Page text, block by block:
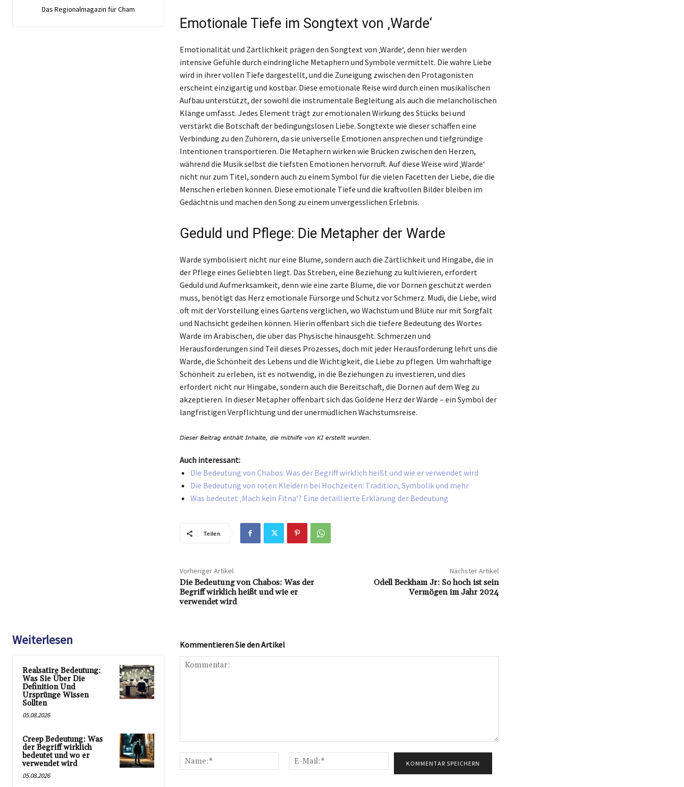
Das Regionalmagazin für Cham
Emotionale Tiefe im Songtext von ‚Warde‘
Emotionalität und Zärtlichkeit prägen den Songtext von ‚Warde‘, denn hier werden
intensive Gefühle durch eindringliche Metaphern und Symbole vermittelt. Die wahre Liebe
wird in ihrer vollen Tiefe dargestellt, und die Zuneigung zwischen den Protagonisten
erscheint einzigartig und kostbar. Diese emotionale Reise wird durch einen musikalischen
Aufbau unterstützt, der sowohl die instrumentale Begleitung als auch die melancholischen
Klänge umfasst. Jedes Element trägt zur emotionalen Wirkung des Stücks bei und
verstärkt die Botschaft der bedingungslosen Liebe. Songtexte wie dieser schaffen eine
Verbindung zu den Zuhörern, da sie universelle Emotionen ansprechen und tiefgründige
Intentionen transportieren. Die Metaphern wirken wie Brücken zwischen den Herzen,
während die Musik selbst die tiefsten Emotionen hervorruft. Auf diese Weise wird ‚Warde‘
nicht nur zum Titel, sondern auch zu einem Symbol für die vielen Facetten der Liebe, die die
Menschen erleben können. Diese emotionale Tiefe und die kraftvollen Bilder bleiben im
Gedächtnis und machen den Song zu einem unvergesslichen Erlebnis.
Geduld und Pflege: Die Metapher der Warde
Warde symbolisiert nicht nur eine Blume, sondern auch die Zärtlichkeit und Hingabe, die in
der Pflege eines Geliebten liegt. Das Streben, eine Beziehung zu kultivieren, erfordert
Geduld und Aufmerksamkeit, denn wie eine zarte Blume, die vor Dornen geschützt werden
muss, benötigt das Herz emotionale Fürsorge und Schutz vor Schmerz. Mudi, die Liebe, wird
oft mit der Vorstellung eines Gartens verglichen, wo Wachstum und Blüte nur mit Sorgfalt
und Nachsicht gedeihen können. Hierin offenbart sich die tiefere Bedeutung des Wortes
Warde im Arabischen, die über das Physische hinausgeht. Schmerzen und
Herausforderungen sind Teil dieses Prozesses, doch mit jeder Herausforderung lehrt uns die
Warde, die Schönheit des Lebens und die Wichtigkeit, die Liebe zu pflegen. Um wahrhaftige
Schönheit zu erleben, ist es notwendig, in die Beziehungen zu investieren, und dies
erfordert nicht nur Hingabe, sondern auch die Bereitschaft, die Dornen auf dem Weg zu
akzeptieren. In dieser Metapher offenbart sich das Goldene Herz der Warde – ein Symbol der
langfristigen Verpflichtung und der unermüdlichen Wachstumsreise.
Auch interessant:
Die Bedeutung von Chabos: Was der Begriff wirklich heißt und wie er verwendet wird
Die Bedeutung von roten Kleidern bei Hochzeiten: Tradition, Symbolik und mehr
Was bedeutet ‚Mach kein Fitna‘? Eine detaillierte Erklärung der Bedeutung
Teilen
Vorheriger Artikel
Die Bedeutung von Chabos: Was der
Begriff wirklich heißt und wie er
verwendet wird
Nächster Artikel
Odell Beckham Jr: So hoch ist sein
Vermögen im Jahr 2024
Weiterlesen
Realsatire Bedeutung:
Was Sie Über Die
Definition Und
Ursprünge Wissen
Sollten
05.08.2026
Creep Bedeutung: Was
der Begriff wirklich
bedeutet und wo er
verwendet wird
05.08.2026
Kommentieren Sie den Artikel
Name:*
Mail:*